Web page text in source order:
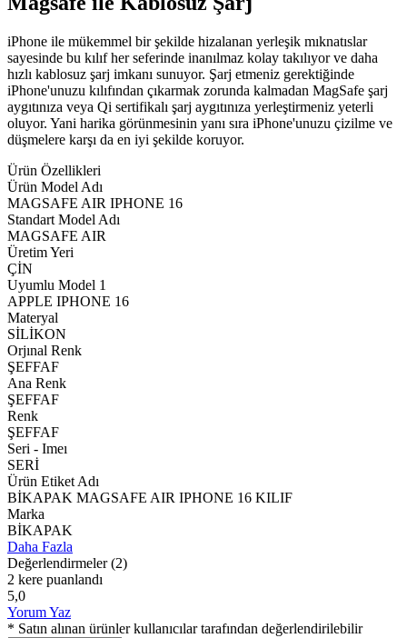
iPhone ile mükemmel bir şekilde hizalanan yerleşik mıknatıslar
sayesinde bu kılıf her seferinde inanılmaz kolay takılıyor ve daha
hızlı kablosuz şarj imkanı sunuyor. Şarj etmeniz gerektiğinde
iPhone'unuzu kılıfından çıkarmak zorunda kalmadan MagSafe şarj
aygıtınıza veya Qi sertifikalı şarj aygıtınıza yerleştirmeniz yeterli
oluyor. Yani harika görünmesinin yanı sıra iPhone'unuzu çizilme ve
düşmelere karşı da en iyi şekilde koruyor.
Ürün Özellikleri
Ürün Model Adı
MAGSAFE AIR IPHONE 16
Standart Model Adı
MAGSAFE AIR
Üretim Yeri
ÇİN
Uyumlu Model 1
APPLE IPHONE 16
Materyal
SİLİKON
Orjınal Renk
ŞEFFAF
Ana Renk
ŞEFFAF
Renk
ŞEFFAF
Seri - Imeı
SERİ
Ürün Etiket Adı
BİKAPAK MAGSAFE AIR IPHONE 16 KILIF
Marka
BİKAPAK
Daha Fazla
Değerlendirmeler (2)
2 kere puanlandı
5,0
Yorum Yaz
* Satın alınan ürünler kullanıcılar tarafından değerlendirilebilir